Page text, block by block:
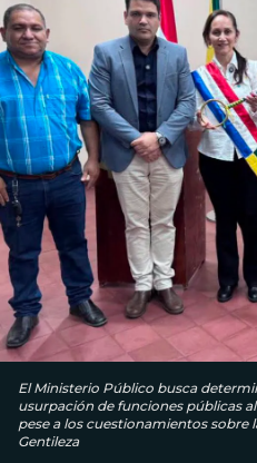
El Ministerio Público busca
usurpación de funciones públicas
pese a los cuestionamientos sobre
Gentileza